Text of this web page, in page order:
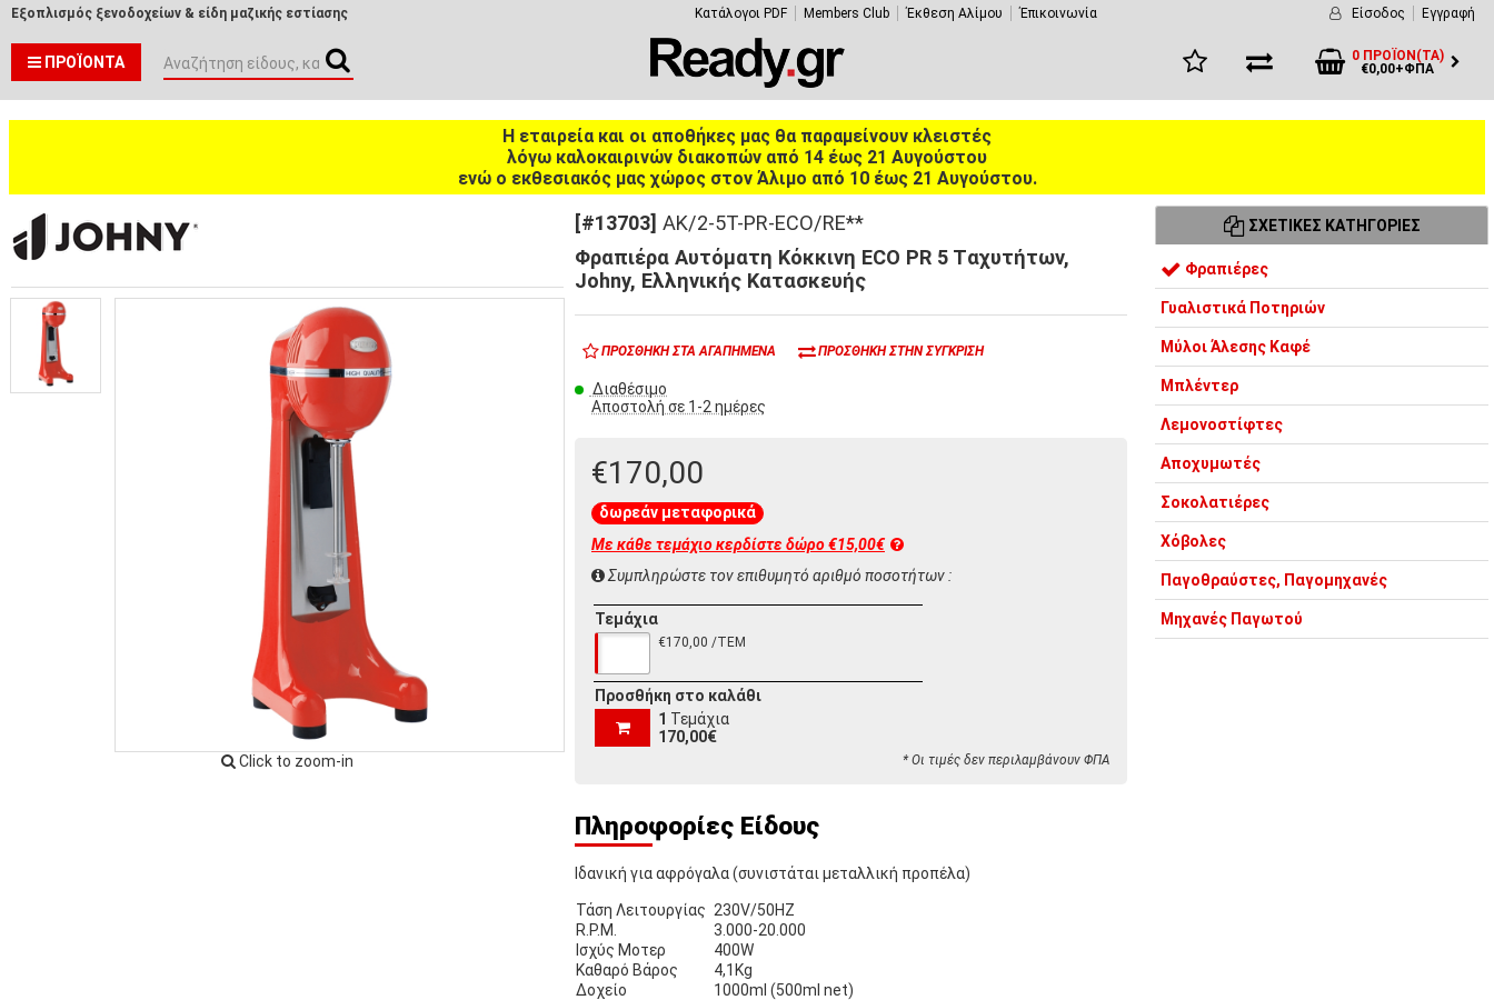
Εξοπλισμός ξενοδοχείων & είδη μαζικής εστίασης Κατάλογοι PDF Members Club Έκθεση Αλίμου Έπικοινωνία Είσοδος Εγγραφή
ΠΡΟΪΌΝΤΑ
0 ΠΡΟΪΌΝ(ΤΑ)
€0,00+ΦΠΑ
Η εταιρεία και οι αποθήκες μας θα παραμείνουν κλειστές
λόγω καλοκαιρινών διακοπών από 14 έως 21 Αυγούστου
ενώ ο εκθεσιακός μας χώρος στον Άλιμο από 10 έως 21 Αυγούστου.
Click to zoom-in
[#13703] AK/2-5T-PR-ECO/RE**
Φραπιέρα Αυτόματη Κόκκινη ΕCO PR 5 Tαχυτήτων,
Johny, Ελληνικής Κατασκευής
ΠΡΟΣΘΉΚΗ ΣΤΑ ΑΓΑΠΗΜΈΝΑ ΠΡΟΣΘΉΚΗ ΣΤΗΝ ΣΎΓΚΡΙΣΗ
Διαθέσιμο
Αποστολή σε 1-2 ημέρες
€170,00
δωρεάν μεταφορικά
Με κάθε τεμάχιο κερδίστε δώρο €15,00€
Συμπληρώστε τον επιθυμητό αριθμό ποσοτήτων :
Τεμάχια
€170,00 /ΤΕΜ
Προσθήκη στο καλάθι
1 Τεμάχια
170,00€
* Οι τιμές δεν περιλαμβάνουν ΦΠΑ
Πληροφορίες Είδους
Ιδανική για αφρόγαλα(συνιστάται μεταλλική προπέλα)
Τάση Λειτουργίας 230V/50HZ
R.P.M.
3.000-20.000
Ισχύς Μοτερ
400W
Καθαρό Βάρος
4,1Kg
Δοχείο
1000ml (500ml net)
ΣΧΕΤΙΚΈΣ ΚΑΤΗΓΟΡΊΕΣ
Φραπιέρες
Γυαλιστικά Ποτηριών
Μύλοι Άλεσης Καφέ
Μπλέντερ
Λεμονοστίφτες
Αποχυμωτές
Σοκολατιέρες
Χόβολες
Παγοθραύστες, Παγομηχανές
Μηχανές Παγωτού